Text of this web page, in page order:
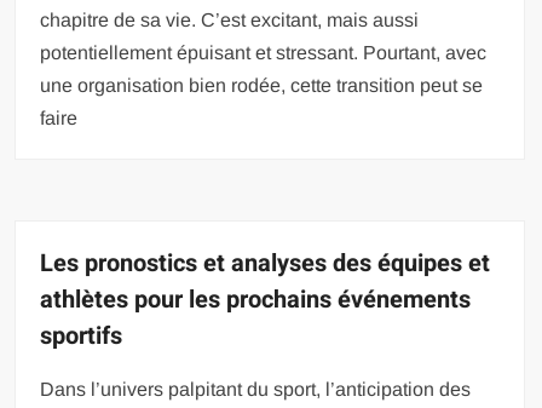
chapitre de sa vie. C’est excitant, mais aussi
potentiellement épuisant et stressant. Pourtant, avec
une organisation bien rodée, cette transition peut se
faire
Les pronostics et analyses des équipes et
athlètes pour les prochains événements
sportifs
Dans l’univers palpitant du sport, l’anticipation des